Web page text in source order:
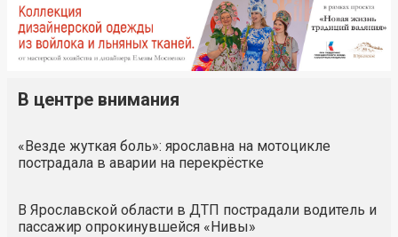
В центре внимания
«Везде жуткая боль»: ярославна на мотоцикле
пострадала в аварии на перекрёстке
В Ярославской области в ДТП пострадали водитель и
пассажир опрокинувшейся «Нивы»